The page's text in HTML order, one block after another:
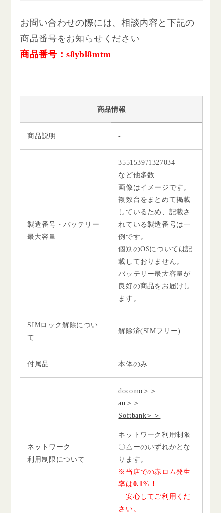
お問い合わせの際には、相談内容と下記の
商品番号をお知らせください
商品番号：s8ybl8mtm
商品情報
商品説明 -
製造番号・バッテリー
最大容量
355153971327034
など他多数
画像はイメージです。
複数台をまとめて掲載
しているため、記載さ
れている製造番号は一
例です。
個別のOSについては記
載しておりません。
バッテリー最大容量が
良好の商品をお届けし
ます。
SIMロック解除につい
て
解除済(SIMフリー)
付属品 本体のみ
ネットワーク
利用制限について
docomo＞＞
au＞＞
Softbank＞＞
ネットワーク利用制限
〇△ーのいずれかとな
ります。
※当店での赤ロム発生
率は0.1%！
安心してご利用くだ
さい。